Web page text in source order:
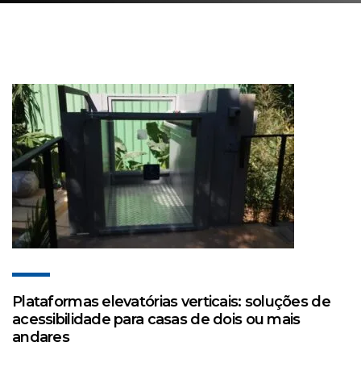
Plataformas elevatórias verticais: soluções de
acessibilidade para casas de dois ou mais
andares